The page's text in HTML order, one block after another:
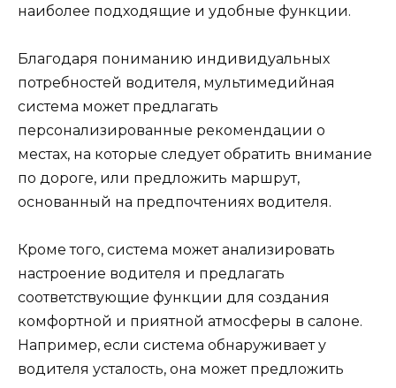
наиболее подходящие и удобные функции.
Благодаря пониманию индивидуальных
потребностей водителя, мультимедийная
система может предлагать
персонализированные рекомендации о
местах, на которые следует обратить внимание
по дороге, или предложить маршрут,
основанный на предпочтениях водителя.
Кроме того, система может анализировать
настроение водителя и предлагать
соответствующие функции для создания
комфортной и приятной атмосферы в салоне.
Например, если система обнаруживает у
водителя усталость, она может предложить